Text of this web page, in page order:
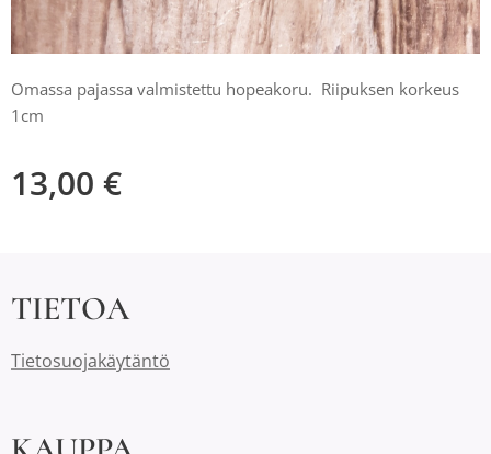
Omassa pajassa valmistettu hopeakoru. Riipuksen korkeus
1cm
13,00 €
TIETOA
Tietosuojakäytäntö